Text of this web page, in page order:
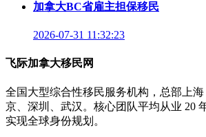
加拿大BC省雇主担保移民
2026-07-31 11:32:23
飞际加拿大移民网
全国大型综合性移民服务机构，总部上
京、深圳、武汉。核心团队平均从业 20
实现全球身份规划。